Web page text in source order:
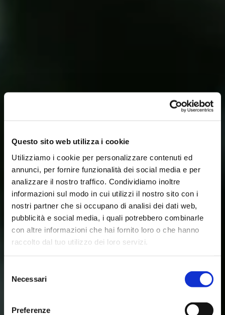
Questo sito web utilizza i cookie
Utilizziamo i cookie per personalizzare contenuti ed
annunci, per fornire funzionalità dei social media e per
analizzare il nostro traffico. Condividiamo inoltre
informazioni sul modo in cui utilizzi il nostro sito con i
nostri partner che si occupano di analisi dei dati web,
pubblicità e social media, i quali potrebbero combinarle
con altre informazioni che hai fornito loro o che hanno
raccolto dal tuo utilizzo dei loro servizi.
delNecessari
Preferenze